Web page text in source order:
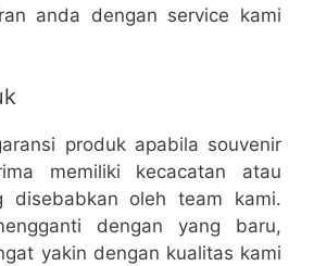
anda dengan service kami
produk apabila souvenir
memiliki kecacatan atau
disebabkan oleh team kami.
dengan yang baru,
yakin dengan kualitas kami